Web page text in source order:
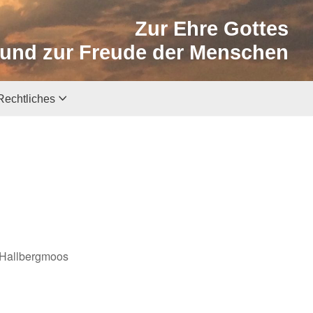
Zur Ehre Gottes
und zur Freude der Menschen